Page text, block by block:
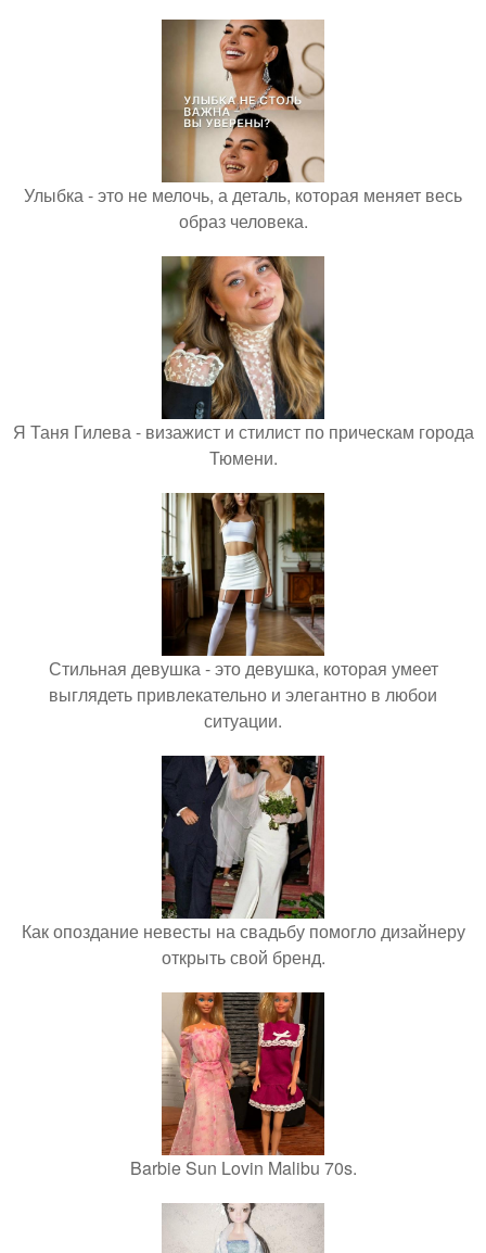
Улыбка - это не мелочь, а деталь, которая меняет весь
образ человека.
Я Таня Гилева - визажист и стилист по прическам города
Тюмени.
Стильная девушка - это девушка, которая умеет
выглядеть привлекательно и элегантно в любои
ситуации.
Как опоздание невесты на свадьбу помогло дизайнеру
открыть свой бренд.
Barbie Sun Lovin Malibu 70s.